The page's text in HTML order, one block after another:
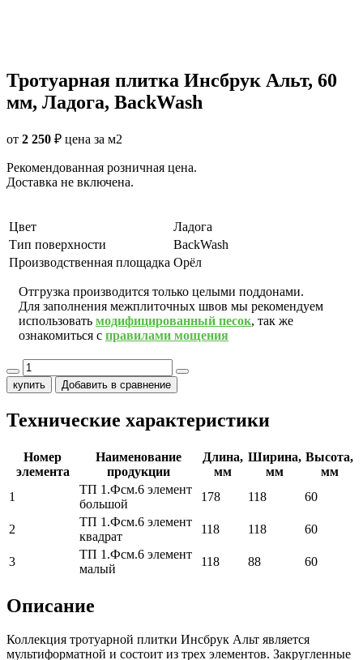
Тротуарная плитка Инсбрук Альт, 60
мм, Ладога, BackWash
от 2 250 ₽ цена за м2
Рекомендованная розничная цена.
Доставка не включена.
Цвет
Ладога
Тип поверхности
BackWash
Производственная площадка Орёл
Отгрузка производится только целыми поддонами.
Для заполнения межплиточных швов мы рекомендуем
использовать модифицированный песок, так же
ознакомиться с правилами мощения
купить Добавить в сравнение
Технические характеристики
Номер
элемента
Наименование
продукции
Длина,
мм
Ширина,
мм
Высота,
мм
1
ТП 1.Фсм.6 элемент
большой
178 118 60
2
ТП 1.Фсм.6 элемент
квадрат
118 118 60
3
ТП 1.Фсм.6 элемент
малый
118 88 60
Описание
Коллекция тротуарной плитки Инсбрук Альт является
мультиформатной и состоит из трех элементов. Закругленные